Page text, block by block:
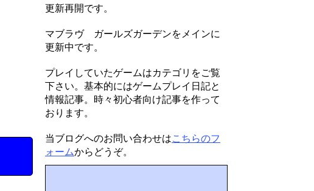
更新再開です。
マブラヴ ガールズガーデンをメインに
更新中です。
プレイしていたゲームはカテゴリをご覧
下さい。基本的にはゲームプレイ日記と
情報記事。時々初心者向け記事を作って
おります。
当ブログへのお問い合わせはこちらのフ
ォームからどうぞ。